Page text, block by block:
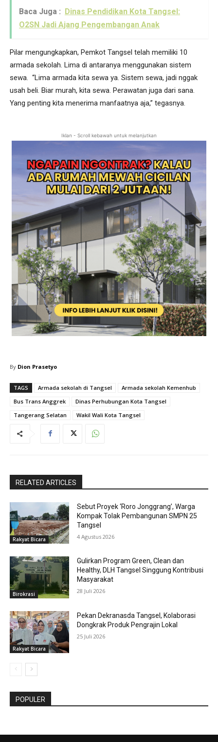
Baca Juga : Dinas Pendidikan Kota Tangsel:
O2SN Jadi Ajang Pengembangan Anak
Pilar mengungkapkan, Pemkot Tangsel telah memiliki 10
armada sekolah. Lima di antaranya menggunakan sistem
sewa. “Lima armada kita sewa ya. Sistem sewa, jadi nggak
usah beli. Biar murah, kita sewa. Perawatan juga dari sana.
Yang penting kita menerima manfaatnya aja,” tegasnya.
Iklan - Scroll kebawah untuk melanjutkan
By Dion Prasetyo
TAGS Armada sekolah di Tangsel
Armada sekolah Kemenhub
Bus Trans Anggrek
Dinas Perhubungan Kota Tangsel
Tangerang Selatan
Wakil Wali Kota Tangsel
RELATED ARTICLES
Rakyat Bicara
Sebut Proyek ‘Roro Jonggrang’, Warga
Kompak Tolak Pembangunan SMPN 25
Tangsel
4 Agustus 2026
Birokrasi
Gulirkan Program Green, Clean dan
Healthy, DLH Tangsel Singgung Kontribusi
Masyarakat
28 Juli 2026
Rakyat Bicara
Pekan Dekranasda Tangsel, Kolaborasi
Dongkrak Produk Pengrajin Lokal
25 Juli 2026
POPULER